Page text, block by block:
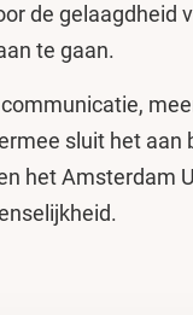
de gelaagdheid
te gaan.
sluit het aan
het Amsterdam